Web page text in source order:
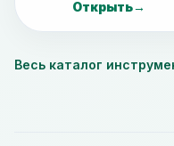
Открыть→
Весь каталог